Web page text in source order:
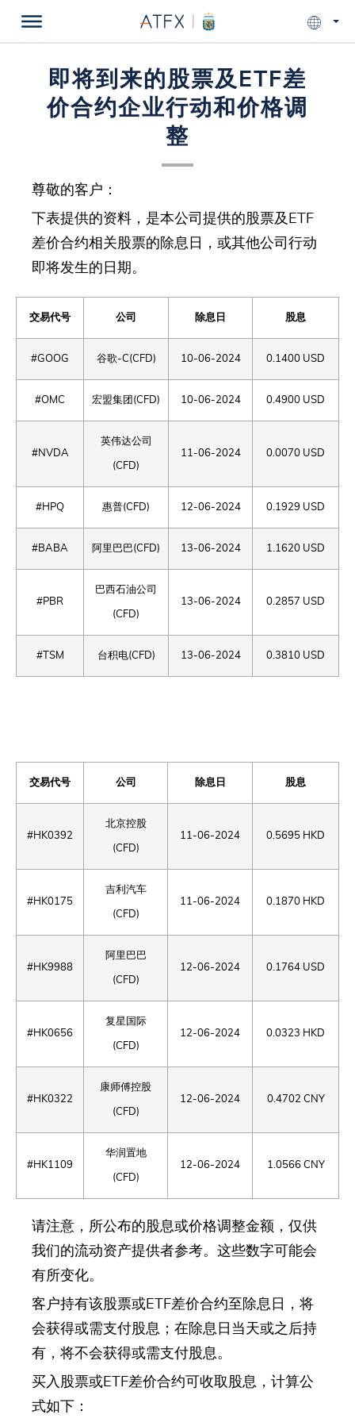
即将到来的股票及ETF差
价合约企业行动和价格调
整
尊敬的客户：
下表提供的资料，是本公司提供的股票及ETF
差价合约相关股票的除息日，或其他公司行动
即将发生的日期。
交易代号 公司 除息日 股息
#GOOG 谷歌-C(CFD) 10-06-2024 0.1400 USD
#OMC 宏盟集团(CFD) 10-06-2024 0.4900 USD
#NVDA
英伟达公司
(CFD)
11-06-2024 0.0070 USD
#HPQ 惠普(CFD) 12-06-2024 0.1929 USD
#BABA 阿里巴巴(CFD) 13-06-2024 1.1620 USD
#PBR
巴西石油公司
(CFD)
13-06-2024 0.2857 USD
#TSM 台积电(CFD) 13-06-2024 0.3810 USD
交易代号 公司 除息日 股息
#HK0392
北京控股
(CFD)
11-06-2024 0.5695 HKD
#HK0175
吉利汽车
(CFD)
11-06-2024 0.1870 HKD
#HK9988
阿里巴巴
(CFD)
12-06-2024 0.1764 USD
#HK0656
复星国际
(CFD)
12-06-2024 0.0323 HKD
#HK0322
康师傅控股
(CFD)
12-06-2024 0.4702 CNY
#HK1109
华润置地
(CFD)
12-06-2024 1.0566 CNY
请注意，所公布的股息或价格调整金额，仅供
我们的流动资产提供者参考。这些数字可能会
有所变化。
客户持有该股票或ETF差价合约至除息日，将
会获得或需支付股息；在除息日当天或之后持
有，将不会获得或需支付股息。
买入股票或ETF差价合约可收取股息，计算公
式如下：